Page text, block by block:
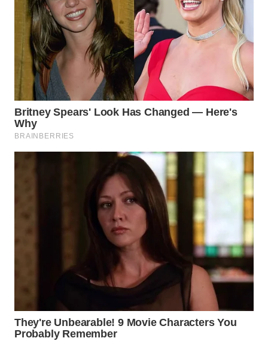
WN
SIMALUNGUN
WN
LABUHANBATU
WN
TAPANULI
TEBING
WN
KARAWANG